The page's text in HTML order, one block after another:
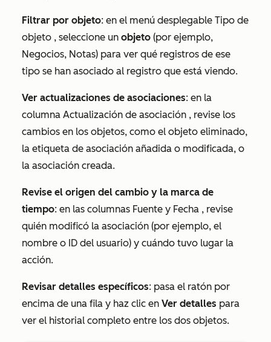
Filtrar por objeto: en el menú desplegable Tipo de
objeto , seleccione un objeto (por ejemplo,
Negocios, Notas) para ver qué registros de ese
tipo se han asociado al registro que está viendo.
Ver actualizaciones de asociaciones: en la
columna Actualización de asociación , revise los
cambios en los objetos, como el objeto eliminado,
la etiqueta de asociación añadida o modificada, o
la asociación creada.
Revise el origen del cambio y la marca de
tiempo: en las columnas Fuente y Fecha , revise
quién modificó la asociación (por ejemplo, el
nombre o ID del usuario) y cuándo tuvo lugar la
acción.
Revisar detalles específicos: pasa el ratón por
encima de una fila y haz clic en Ver detalles para
ver el historial completo entre los dos objetos.